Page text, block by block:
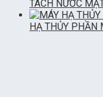
TÁCH NƯỚC
HẠ THỦY PHẦN